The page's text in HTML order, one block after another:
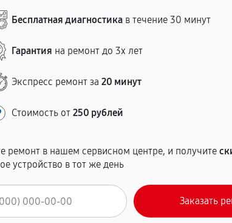
Бесплатная диагностика в течение 30 минут
Гарантия на ремонт до 3х лет
Экспресс ремонт за20 минут
Стоимость от250 рублей
ремонт в нашем сервисном центре, и получите
устройство в тот же день